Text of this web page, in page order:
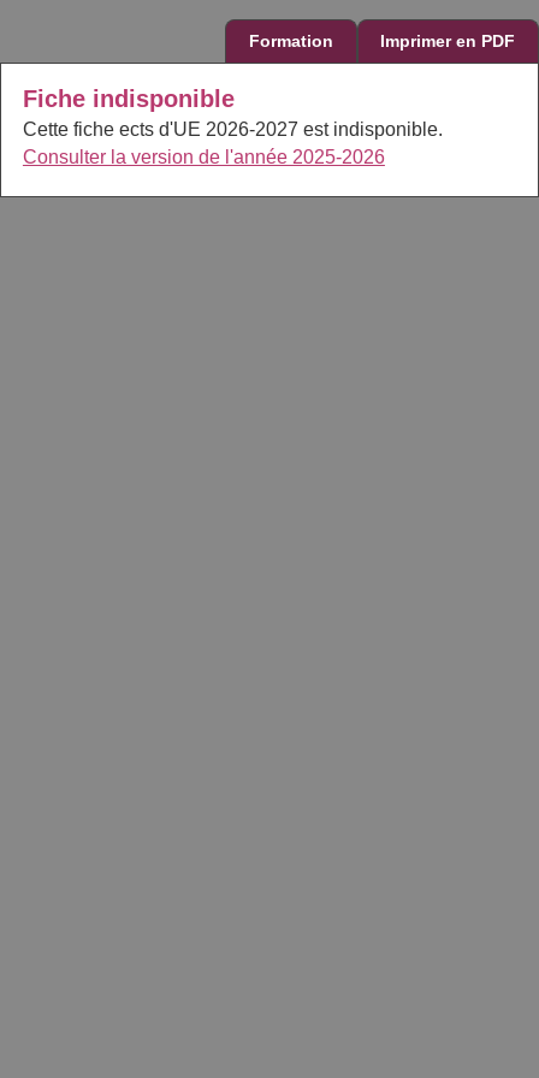
Formation Imprimer en PDF
Fiche indisponible
Cette fiche ects d'UE 2026-2027 est indisponible.
Consulter la version de l'année 2025-2026